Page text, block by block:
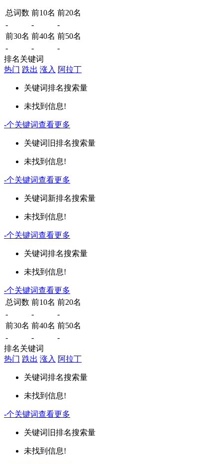
总词数 前10名 前20名
-
-
-
前30名 前40名 前50名
-
-
-
排名关键词
热门 跌出 涨入 阿拉丁
关键词排名搜索量
未找到信息!
-个关键词查看更多
关键词 旧排名搜索量
未找到信息!
-个关键词查看更多
关键词新排名搜索量
未找到信息!
-个关键词查看更多
关键词排名搜索量
未找到信息!
-个关键词查看更多
总词数 前10名 前20名
-
-
-
前30名 前40名 前50名
-
-
-
排名关键词
热门 跌出 涨入 阿拉丁
关键词排名搜索量
未找到信息!
-个关键词查看更多
关键词 旧排名搜索量
未找到信息!